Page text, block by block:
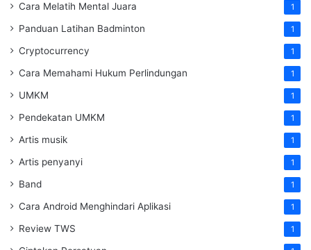
Cara Melatih Mental Juara 1
Panduan Latihan Badminton 1
Cryptocurrency 1
Cara Memahami Hukum Perlindungan 1
UMKM 1
Pendekatan UMKM 1
Artis musik 1
Artis penyanyi 1
Band 1
Cara Android Menghindari Aplikasi 1
Review TWS 1